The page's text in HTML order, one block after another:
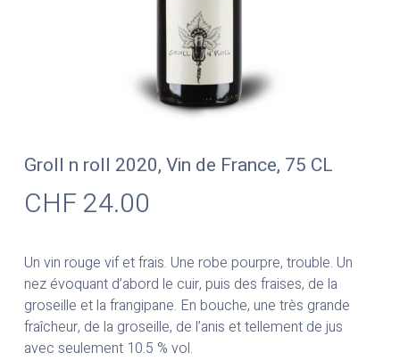
Groll n roll 2020, Vin de France, 75 CL
CHF 24.00
Un vin rouge vif et frais. Une robe pourpre, trouble. Un
nez évoquant d’abord le cuir, puis des fraises, de la
groseille et la frangipane. En bouche, une très grande
fraîcheur, de la groseille, de l’anis et tellement de jus
avec seulement 10.5 % vol.